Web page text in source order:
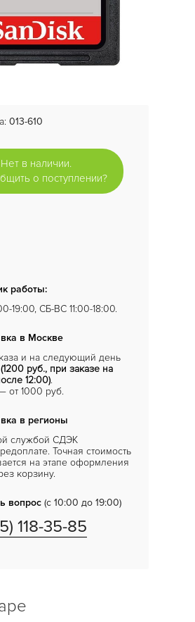
013-610
Нет в наличии.
о поступлении?
работы:
19:00, СБ-ВС 11:00-18:00.
в Москве
и на следующий день
(1200 руб., при заказе на
12:00).
от 1000 руб.
в регионы
службой СДЭК
Точная стоимость
на этапе оформления
корзину.
вопрос (с 10:00 до 19:00)
118-35-85